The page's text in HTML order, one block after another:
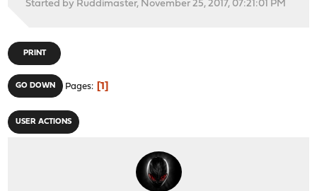
Started by Ruddimaster, November 25, 2017, 07:21:01 PM
PRINT
GO DOWN Pages 1
USER ACTIONS